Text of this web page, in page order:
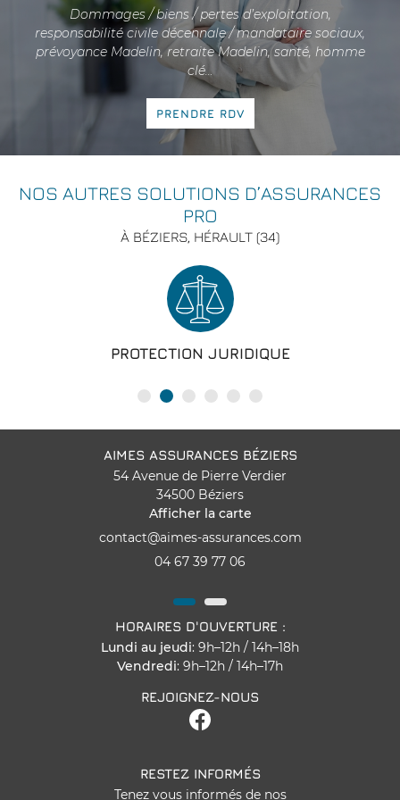
Dommages / biens / pertes d’exploitation,
responsabilité civile décennale / mandataire sociaux,
prévoyance Madelin, retraite Madelin, santé, homme
clé…
PRENDRE RDV
NOS AUTRES SOLUTIONS D’ASSURANCES
PRO
À BÉZIERS, HÉRAULT (34)
PROTECTION JURIDIQUE
AIMES ASSURANCES BÉZIERS
54 Avenue de Pierre Verdier
34500 Béziers
Afficher la carte
04 67 39 77 06
HORAIRES D'OUVERTURE :
Lundi au jeudi: 9h–12h / 14h–18h
Vendredi: 9h–12h / 14h–17h
REJOIGNEZ-NOUS
RESTEZ INFORMÉS
Tenez vous informés de nos